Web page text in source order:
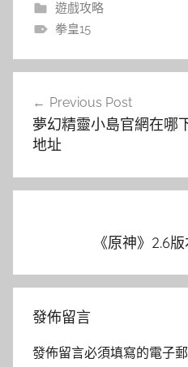
遊戲攻略
拳皇15
導
覽
Previous Post
夢幻精靈小島官網在哪
地址
《原神》2.6
發佈留言
發佈留言必須填寫的電子